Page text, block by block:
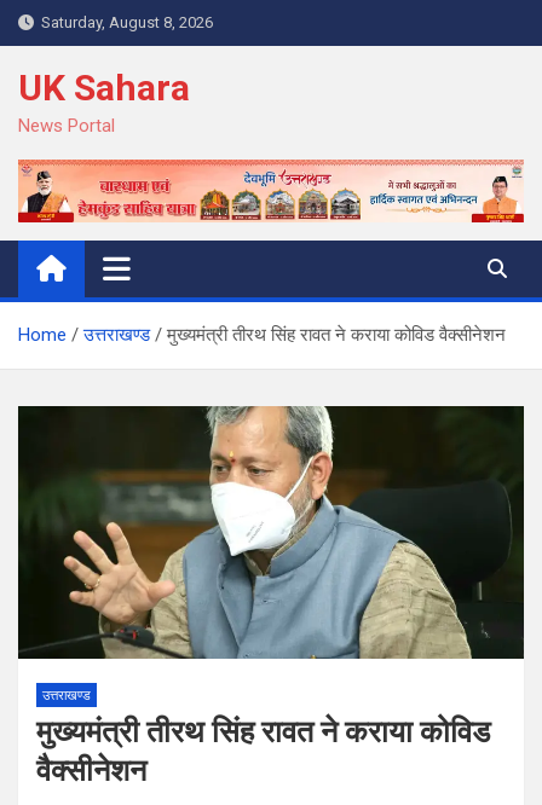
Skip
to
content
Saturday, August 8, 2026
UK Sahara
News Portal
Home उत्तराखण्ड मुख्यमंत्री तीरथ सिंह रावत ने कराया कोविड वैक्सीनेशन
उत्तराखण्ड
मुख्यमंत्री तीरथ सिंह रावत ने कराया कोविड
वैक्सीनेशन